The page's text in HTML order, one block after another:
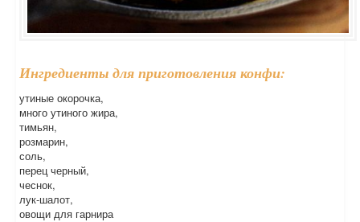
Ингредиенты для приготовления конфи:
утиные окорочка,
много утиного жира,
тимьян,
розмарин,
соль,
перец черный,
чеснок,
лук-шалот,
овощи для гарнира